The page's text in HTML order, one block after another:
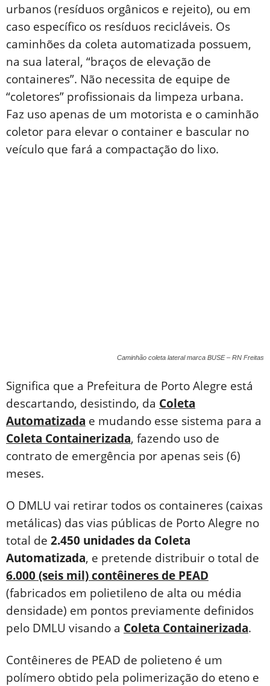
urbanos (resíduos orgânicos e rejeito), ou em
caso específico os resíduos recicláveis. Os
caminhões da coleta automatizada possuem,
na sua lateral, “braços de elevação de
containeres”. Não necessita de equipe de
“coletores” profissionais da limpeza urbana.
Faz uso apenas de um motorista e o caminhão
coletor para elevar o container e bascular no
veículo que fará a compactação do lixo.
Caminhão coleta lateral marca BUSE – RN Freitas
Significa que a Prefeitura de Porto Alegre está
descartando, desistindo, da Coleta
Automatizada e mudando esse sistema para a
Coleta Containerizada, fazendo uso de
contrato de emergência por apenas seis (6)
meses.
O DMLU vai retirar todos os containeres (caixas
metálicas) das vias públicas de Porto Alegre no
total de 2.450 unidades da Coleta
Automatizada, e pretende distribuir o total de
6.000 (seis mil) contêineres de PEAD
(fabricados em polietileno de alta ou média
densidade) em pontos previamente definidos
pelo DMLU visando a Coleta Containerizada.
Contêineres de PEAD de polieteno é um
polímero obtido pela polimerização do eteno e